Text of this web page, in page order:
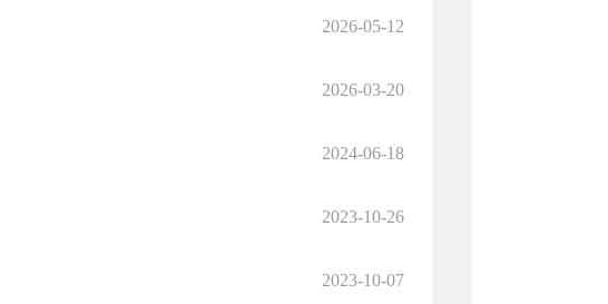
2026-05-12
2026-03-20
2024-06-18
2023-10-26
2023-10-07